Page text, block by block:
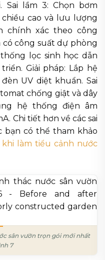
Sai lầm 3: Chọn bơm
cao và lưu lượng
chính xác theo công
có công suất dự phòng
lọc sinh học dẫn
Giải pháp: Lắp hệ
UV diệt khuẩn. Sai
chống giật và dây
hệ thống điện âm
Chi tiết hơn về các sai
bạn có thể tham khảo
khi làm tiểu cảnh nước
sân vườn trọn gói mới nhất
7